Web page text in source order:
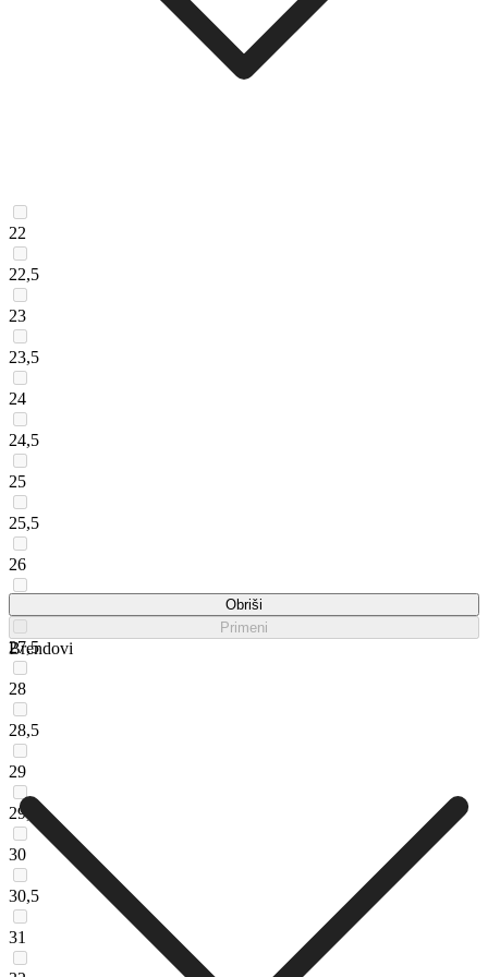
22
22,5
23
23,5
24
24,5
25
25,5
26
27,5
28
28,5
29
29,5
30
30,5
31
Obriši
Primeni
Brendovi